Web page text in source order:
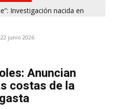
Investigación nacida en
22 junio 2026
Anuncian
costas de la